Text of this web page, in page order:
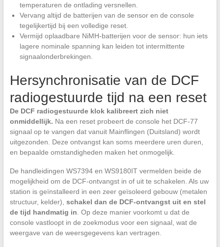
temperaturen de ontlading versnellen.
Vervang altijd de batterijen van de sensor en de console
tegelijkertijd bij een volledige reset.
Vermijd oplaadbare NiMH-batterijen voor de sensor: hun iets
lagere nominale spanning kan leiden tot intermittente
signaalonderbrekingen.
Hersynchronisatie van de DCF
radiogestuurde tijd na een reset
De DCF radiogestuurde klok kalibreert zich niet
onmiddellijk. Na een reset probeert de console het DCF-77
signaal op te vangen dat vanuit Mainflingen (Duitsland) wordt
uitgezonden. Deze ontvangst kan soms meerdere uren duren,
en bepaalde omstandigheden maken het onmogelijk.
De handleidingen WS7394 en WS9180IT vermelden beide de
mogelijkheid om de DCF-ontvangst in of uit te schakelen. Als uw
station is geïnstalleerd in een zeer geïsoleerd gebouw (metalen
structuur, kelder), schakel dan de DCF-ontvangst uit en stel
de tijd handmatig in. Op deze manier voorkomt u dat de
console vastloopt in de zoekmodus voor een signaal, wat de
weergave van de weersgegevens kan vertragen.